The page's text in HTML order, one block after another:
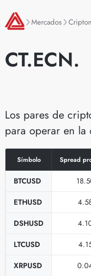
Mercados
CT.ECN.
Los pares de
para operar en la
Símbolo Spread
BTCUSD
ETHUSD
DSHUSD
LTCUSD
XRPUSD